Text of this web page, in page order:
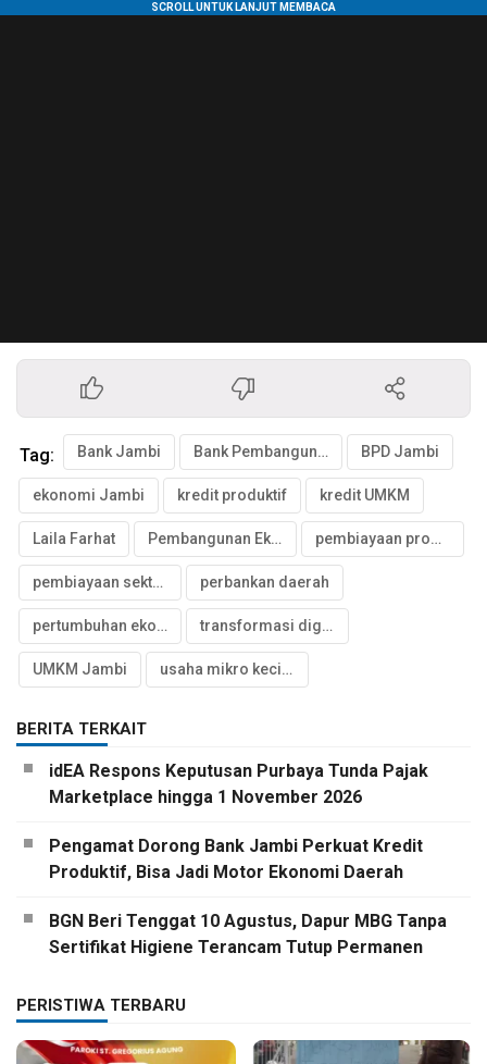
Tag: Bank Jambi Bank Pembangunan Daerah BPD Jambi
ekonomi Jambi kredit produktif kredit UMKM
Laila Farhat Pembangunan Ekonomi Daerah pembiayaan produktif
pembiayaan sektor produktif perbankan daerah
pertumbuhan ekonomi Jambi transformasi digital perbankan
UMKM Jambi usaha mikro kecil menengah
BERITA TERKAIT
idEA Respons Keputusan Purbaya Tunda Pajak
Marketplace hingga 1 November 2026
Pengamat Dorong Bank Jambi Perkuat Kredit
Produktif, Bisa Jadi Motor Ekonomi Daerah
BGN Beri Tenggat 10 Agustus, Dapur MBG Tanpa
Sertifikat Higiene Terancam Tutup Permanen
PERISTIWA TERBARU